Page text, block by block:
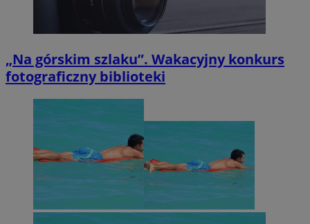
„Na górskim szlaku”. Wakacyjny konkurs
fotograficzny biblioteki